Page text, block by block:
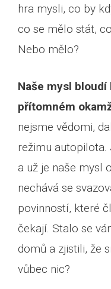
hra mysli, co by
co se mělo stát,
Nebo mělo?
Naše mysl
přítomném
nejsme vědomi,
režimu
a už je naše mysl
nechává se
povinností, které
čekají. Stalo se
domů a zjistili, že
vůbec nic?